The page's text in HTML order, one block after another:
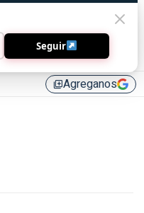
library_addAgreganos
Seguir